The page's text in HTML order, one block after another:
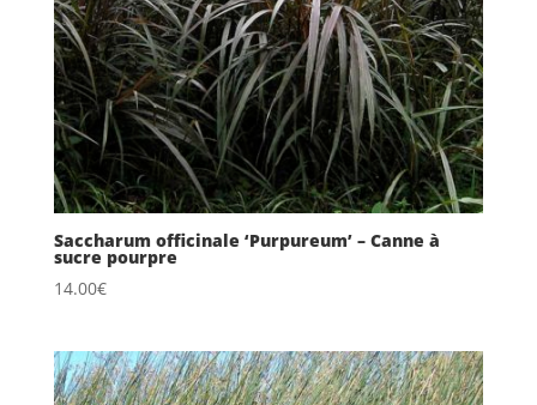
Saccharum officinale ‘Purpureum’ – Canne à
sucre pourpre
14.00€